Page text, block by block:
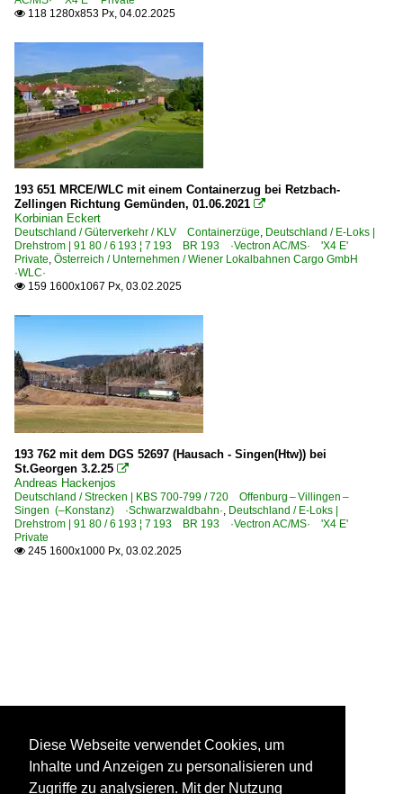
 118 1280x853 Px, 04.02.2025
193 651 MRCE/WLC mit einem Containerzug bei Retzbach-
Zellingen Richtung Gemünden, 01.06.2021 
Korbinian Eckert
Deutschland / Güterverkehr / KLV Containerzüge, Deutschland / E-Loks |
Drehstrom | 91 80 / 6 193 ¦ 7 193 BR 193 ·Vectron AC/MS· 'X4 E'
Private, Österreich / Unternehmen / Wiener Lokalbahnen Cargo GmbH
·WLC·
 159 1600x1067 Px, 03.02.2025
193 762 mit dem DGS 52697 (Hausach - Singen(Htw)) bei
St.Georgen 3.2.25 
Andreas Hackenjos
Deutschland / Strecken | KBS 700-799 / 720 Offenburg – Villingen –
Singen (–Konstanz) ·Schwarzwaldbahn·, Deutschland / E-Loks |
Drehstrom | 91 80 / 6 193 ¦ 7 193 BR 193 ·Vectron AC/MS· 'X4 E'
Private
 245 1600x1000 Px, 03.02.2025
Diese Webseite verwendet Cookies, um
Inhalte und Anzeigen zu personalisieren und
Zugriffe zu analysieren. Mit der Nutzung